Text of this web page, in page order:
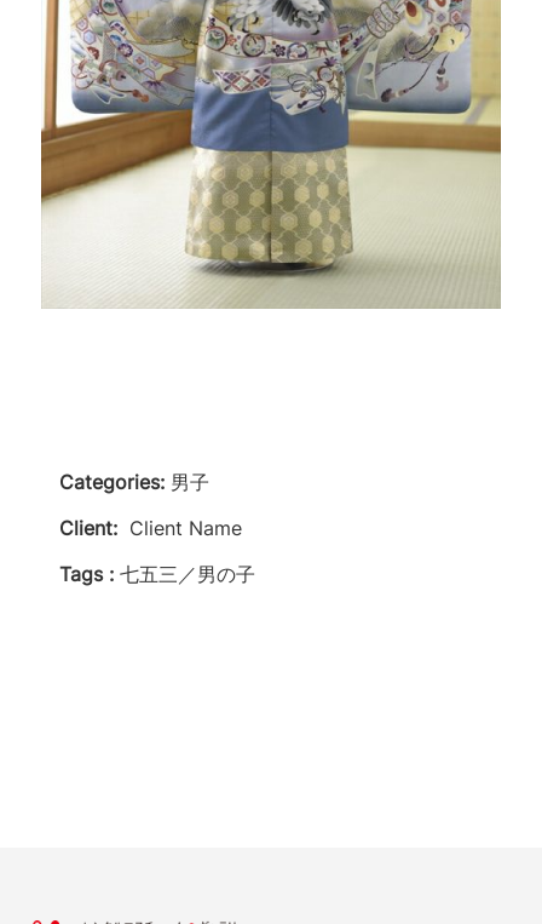
Categories: 男子
Client: Client Name
Tags : 七五三／男の子